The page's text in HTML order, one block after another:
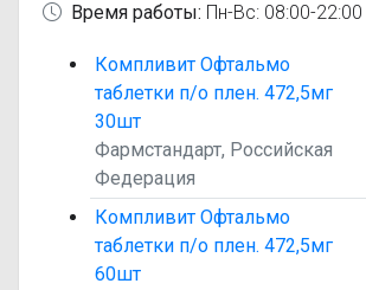
Время работы: Пн-Вс: 08:00-22:00
Компливит Офтальмо
таблетки п/о плен. 472,5мг
30шт
Фармстандарт, Российская
Федерация
Компливит Офтальмо
таблетки п/о плен. 472,5мг
60шт